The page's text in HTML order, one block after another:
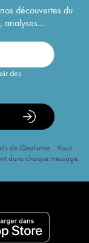
découvertes du
analyses...
des
de iDealwine. Vous
dans chaque message.